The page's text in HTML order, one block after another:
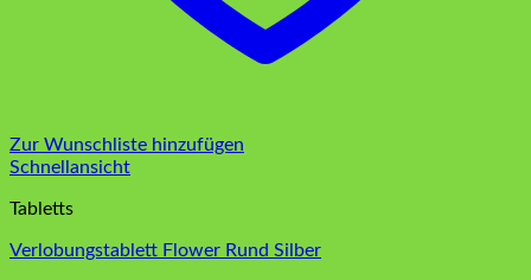
Zur Wunschliste hinzufügen
Schnellansicht
Tabletts
Verlobungstablett Flower Rund Silber